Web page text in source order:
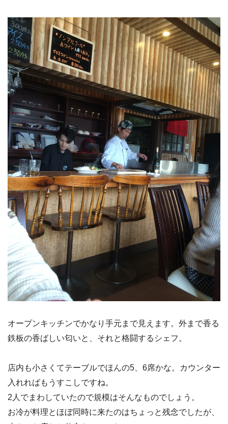
オープンキッチンでかなり手元まで見えます。外まで香る
鉄板の香ばしい匂いと、それと格闘するシェフ。
店内も小さくてテーブルでほんの5、6席かな。カウンター
入れればもうすこしですね。
2人でまわしていたので規模はそんなものでしょう。
お冷が料理とほぼ同時に来たのはちょっと残念でしたが、